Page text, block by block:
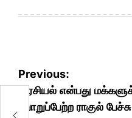
Post
navigation
Previous:
அரசியல் என்பது
பொறுப்பேற்ற ராகுல் பேச்சு